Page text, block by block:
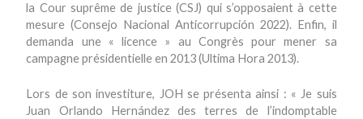
la Cour suprême de justice (CSJ) qui s’opposaient à cette
mesure (Consejo Nacional Anticorrupción 2022). Enfin, il
demanda une « licence » au Congrès pour mener sa
campagne présidentielle en 2013 (Ultima Hora 2013).
Lors de son investiture, JOH se présenta ainsi : « Je suis
Juan Orlando Hernández des terres de l’indomptable